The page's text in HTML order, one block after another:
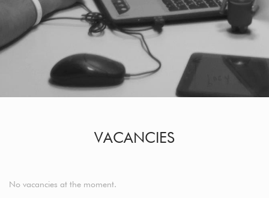
VACANCIES
No vacancies at the moment.